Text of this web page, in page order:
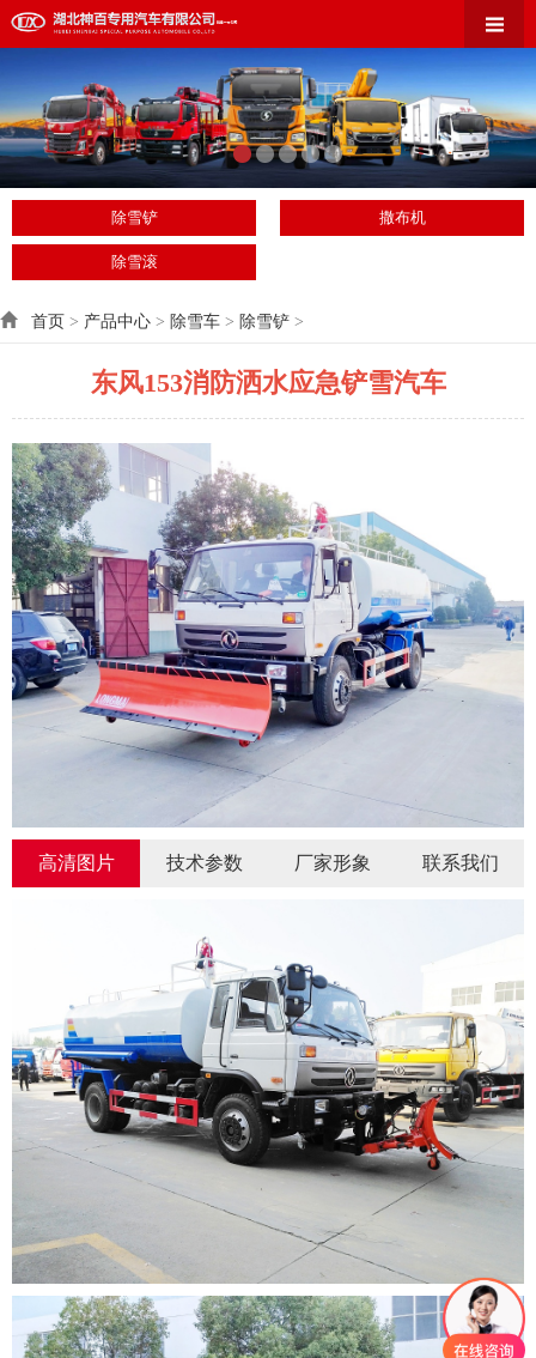
除雪铲 撒布机
除雪滚
首页 > 产品中心 > 除雪车 > 除雪铲 >
东风153消防洒水应急铲雪汽车
高清图片 技术参数 厂家形象 联系我们